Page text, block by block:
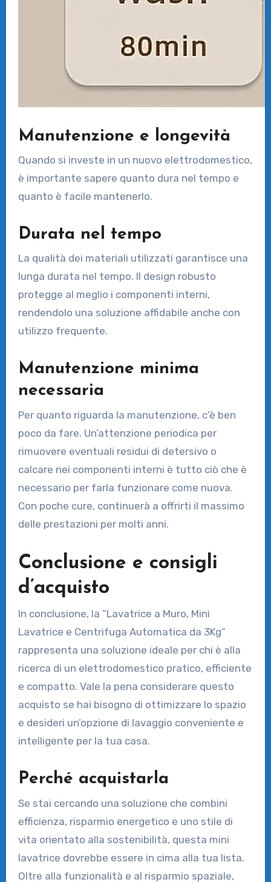
Manutenzione e longevità
Quando si investe in un nuovo elettrodomestico,
è importante sapere quanto dura nel tempo e
quanto è facile mantenerlo.
Durata nel tempo
La qualità dei materiali utilizzati garantisce una
lunga durata nel tempo. Il design robusto
protegge al meglio i componenti interni,
rendendolo una soluzione affidabile anche con
utilizzo frequente.
Manutenzione minima
necessaria
Per quanto riguarda la manutenzione, c’è ben
poco da fare. Un’attenzione periodica per
rimuovere eventuali residui di detersivo o
calcare nei componenti interni è tutto ciò che è
necessario per farla funzionare come nuova.
Con poche cure, continuerà a offrirti il massimo
delle prestazioni per molti anni.
Conclusione e consigli
d’acquisto
In conclusione, la “Lavatrice a Muro, Mini
Lavatrice e Centrifuga Automatica da 3Kg”
rappresenta una soluzione ideale per chi è alla
ricerca di un elettrodomestico pratico, efficiente
e compatto. Vale la pena considerare questo
acquisto se hai bisogno di ottimizzare lo spazio
e desideri un’opzione di lavaggio conveniente e
intelligente per la tua casa.
Perché acquistarla
Se stai cercando una soluzione che combini
efficienza, risparmio energetico e uno stile di
vita orientato alla sostenibilità, questa mini
lavatrice dovrebbe essere in cima alla tua lista.
Oltre alla funzionalità e al risparmio spaziale,